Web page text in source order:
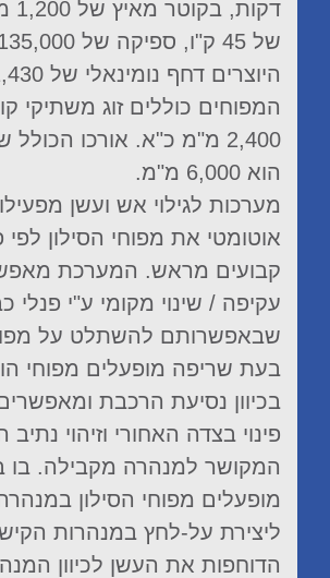
המפוחים כוללים זוג משתיקי
2,400 מ"מ כ"א. אורכו
הוא 6,000 מ"מ.
מערכות לגילוי אש ועשן
אוטומטי את מפוחי הסילון לפי
קבועים מראש. המערכת
עקיפה / שינוי מקומי ע"י פנלי
שבאפשרותם להשתלט על
בעת שריפה מופעלים מפוחי
בכיוון נסיעת הרכבת
פינוי בצדה האחורי וזיהוי נתיב
המקושר למנהרה מקבילה. בו
מופעלים מפוחי הסילון
ליצירת על-לחץ במנהרות
הדוחפות את העשן לכיוון